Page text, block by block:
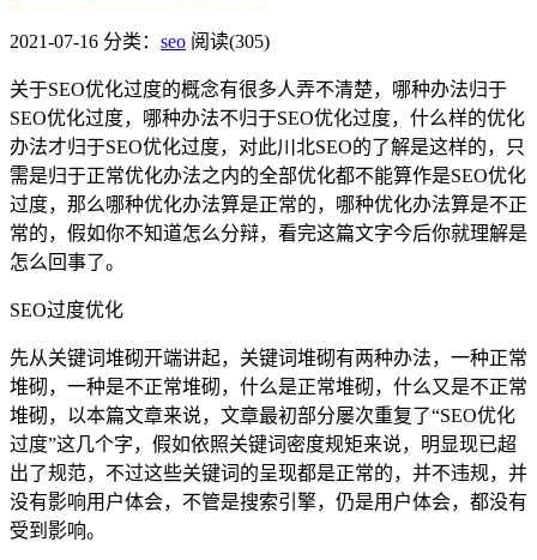
2021-07-16 分类： seo 阅读(305)
关于SEO优化过度的概念有很多人弄不清楚，哪种办法归于
SEO优化过度，哪种办法不归于SEO优化过度，什么样的优化
办法才归于SEO优化过度，对此川北SEO的了解是这样的，只
需是归于正常优化办法之内的全部优化都不能算作是SEO优化
过度，那么哪种优化办法算是正常的，哪种优化办法算是不正
常的，假如你不知道怎么分辩，看完这篇文字今后你就理解是
怎么回事了。
SEO过度优化
先从关键词堆砌开端讲起，关键词堆砌有两种办法，一种正常
堆砌，一种是不正常堆砌，什么是正常堆砌，什么又是不正常
堆砌，以本篇文章来说，文章最初部分屡次重复了“SEO优化
过度”这几个字，假如依照关键词密度规矩来说，明显现已超
出了规范，不过这些关键词的呈现都是正常的，并不违规，并
没有影响用户体会，不管是搜索引擎，仍是用户体会，都没有
受到影响。